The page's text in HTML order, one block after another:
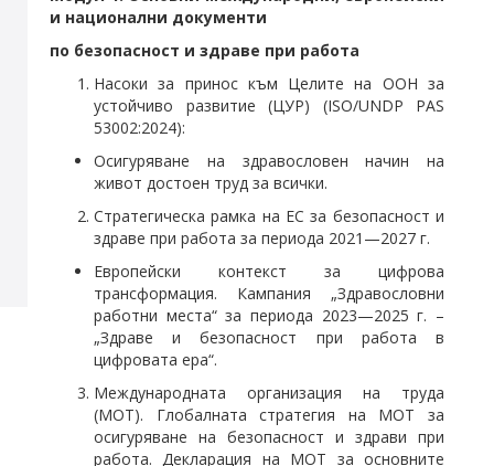
и национални документи
по безопасност и здраве при работа
Насоки за принос към Целите на ООН за
устойчиво развитие (ЦУР) (ISO/UNDP PAS
53002:2024):
Осигуряване на здравословен начин на
живот достоен труд за всички.
Стратегическа рамка на ЕС за безопасност и
здраве при работа за периода 2021—2027 г.
Европейски контекст за цифрова
трансформация. Кампания „Здравословни
работни места“ за периода 2023—2025 г. –
„Здраве и безопасност при работа в
цифровата ера“.
Международната организация на труда
(МОТ). Глобалната стратегия на МОТ за
осигуряване на безопасност и здрави при
работа. Декларация на МОТ за основните